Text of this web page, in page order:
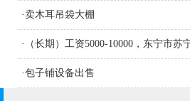
·卖木耳吊袋大棚
·
（长期）工资5000-10000，东宁市
人员及学徒若干名
·包子铺设备出售